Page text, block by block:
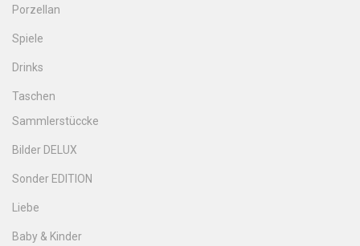
Porzellan
Spiele
Drinks
Taschen
Sammlerstüccke
Bilder DELUX
Sonder EDITION
Liebe
Baby & Kinder